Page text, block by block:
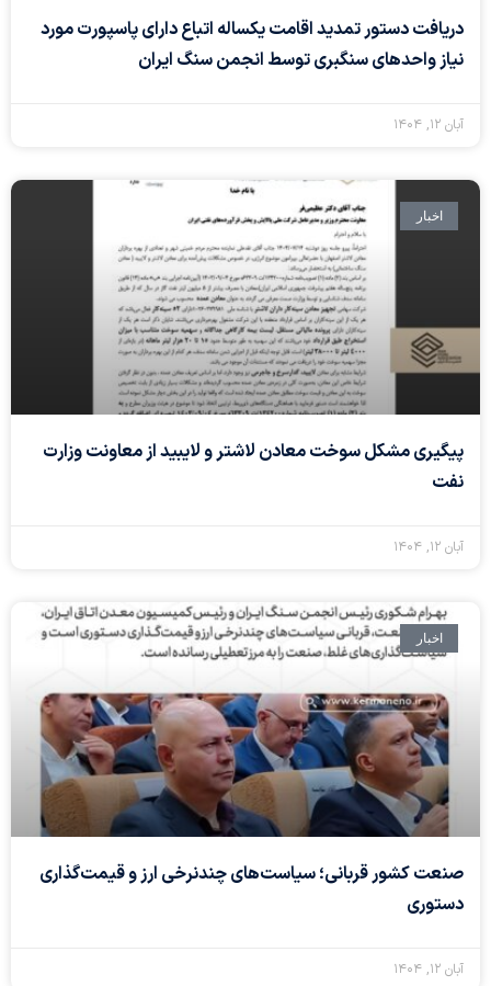
دریافت دستور تمدید اقامت یکساله اتباع دارای پاسپورت مورد
نیاز واحدهای سنگبری توسط انجمن سنگ ایران
آبان ۱۲, ۱۴۰۴
اخبار
پیگیری مشکل سوخت معادن لاشتر و لایبید از معاونت وزارت
نفت
آبان ۱۲, ۱۴۰۴
اخبار
صنعت کشور قربانی؛ سیاست‌های چندنرخی ارز و قیمت‌گذاری
دستوری
آبان ۱۲, ۱۴۰۴